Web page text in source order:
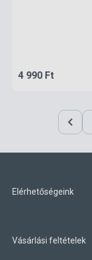
4 990 Ft
Elérhetőségeink
Vásárlási feltételek